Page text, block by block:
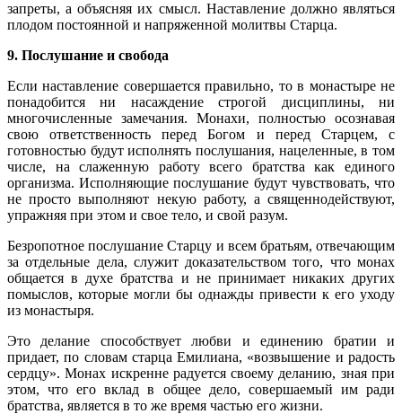
запреты, а объясняя их смысл. Наставление должно являться
плодом постоянной и напряженной молитвы Старца.
9. Послушание и свобода
Если наставление совершается правильно, то в монастыре не
понадобится ни насаждение строгой дисциплины, ни
многочисленные замечания. Монахи, полностью осознавая
свою ответственность перед Богом и перед Старцем, с
готовностью будут исполнять послушания, нацеленные, в том
числе, на слаженную работу всего братства как единого
организма. Исполняющие послушание будут чувствовать, что
не просто выполняют некую работу, а священнодействуют,
упражняя при этом и свое тело, и свой разум.
Безропотное послушание Старцу и всем братьям, отвечающим
за отдельные дела, служит доказательством того, что монах
общается в духе братства и не принимает никаких других
помыслов, которые могли бы однажды привести к его уходу
из монастыря.
Это делание способствует любви и единению братии и
придает, по словам старца Емилиана, «возвышение и радость
сердцу». Монах искренне радуется своему деланию, зная при
этом, что его вклад в общее дело, совершаемый им ради
братства, является в то же время частью его жизни.